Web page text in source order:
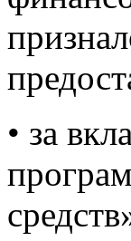
• за